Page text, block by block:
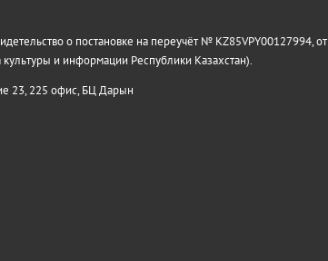
о постановке на переучёт № KZ85VPY00127994, от
и информации Республики Казахстан).
23, 225 офис, БЦ Дарын